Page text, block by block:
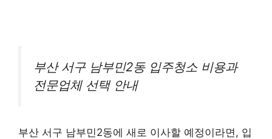
부산 서구 남부민2동 입주청소 비용과
전문업체 선택 안내
부산 서구 남부민2동에 새로 이사할 예정이라면, 입